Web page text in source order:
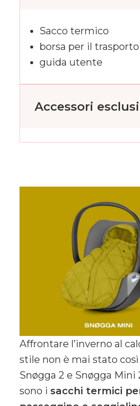
Sacco termico
borsa per il trasporto
guida utente
Accessori esclusi
Affrontare l’inverno al
stile non è mai stato
Snøgga 2 e Snøgga Mini
sono i sacchi termici